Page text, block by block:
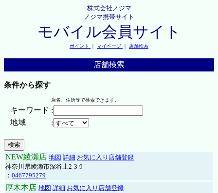
株式会社ノジマ
ノジマ携帯サイト
モバイル会員サイト
ポイント ｜ マイページ ｜ 店舗検索
店舗検索
条件から探す
店名、住所等で検索できます。
キーワード :
地域
:
NEW綾瀬店 地図 詳細 お気に入り店舗登録
神奈川県綾瀬市深谷上2-3-9
： 0467795279
厚木本店 地図 詳細 お気に入り店舗登録